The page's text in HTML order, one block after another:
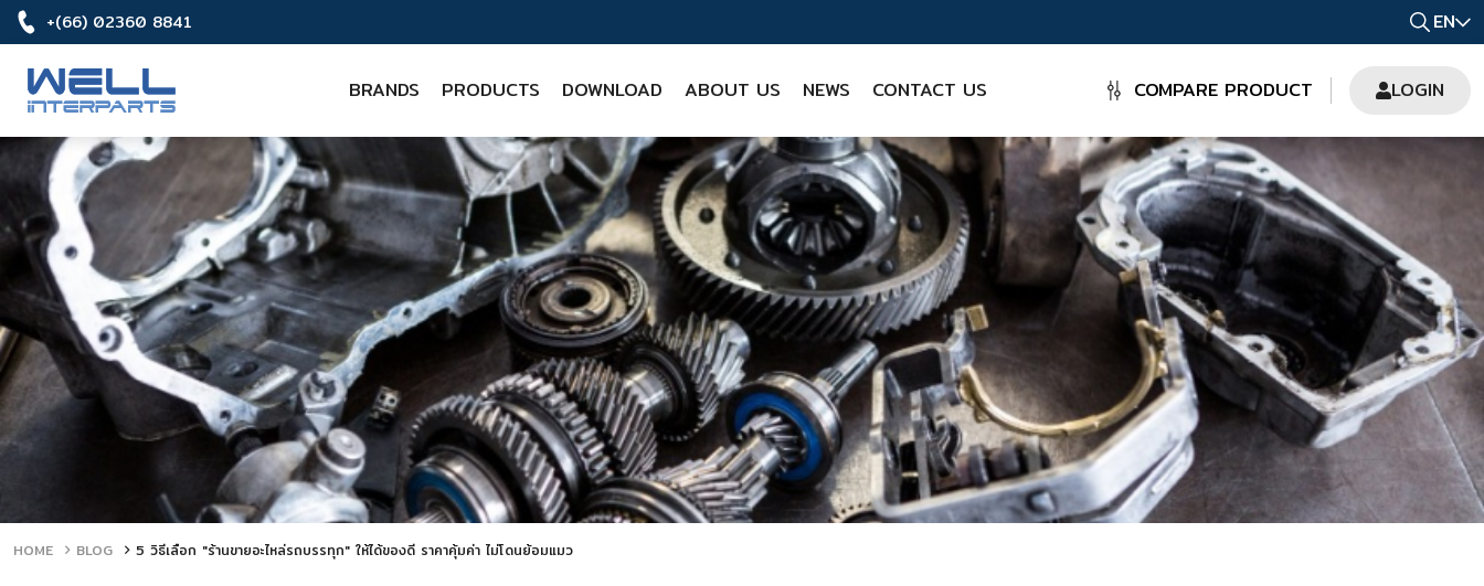
+(66) 02360 8841 EN
BRANDS PRODUCTS DOWNLOAD ABOUT US NEWS CONTACT US COMPARE PRODUCT LOGIN
HOME BLOG 5 วิธีเลือก "ร้านขายอะไหล่รถบรรทุก" ให้ได้ของดี ราคาคุ้มค่า ไม่โดนย้อมแมว